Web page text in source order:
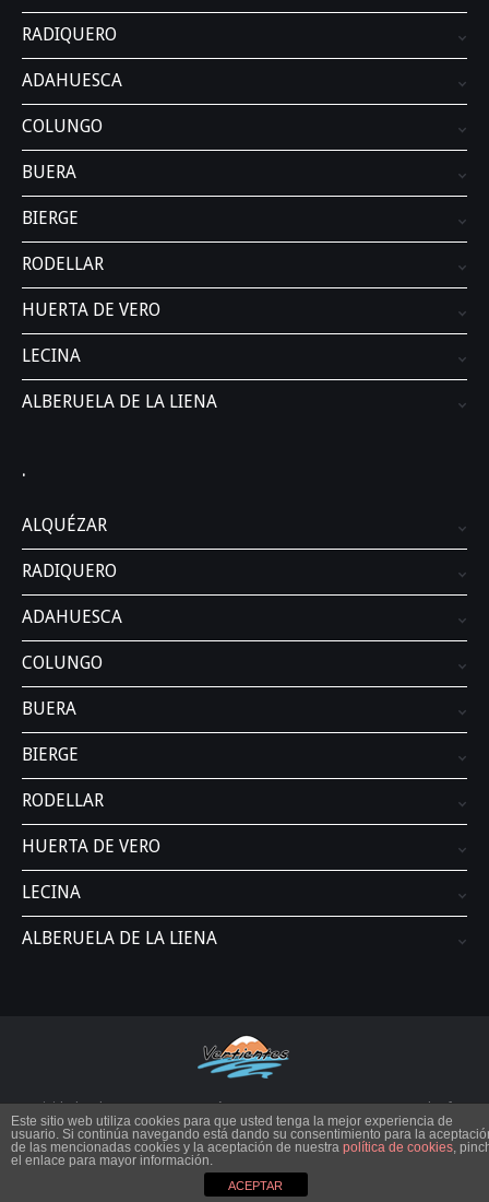
RADIQUERO
ADAHUESCA
COLUNGO
BUERA
BIERGE
RODELLAR
HUERTA DE VERO
LECINA
ALBERUELA DE LA LIENA
.
ALQUÉZAR
RADIQUERO
ADAHUESCA
COLUNGO
BUERA
BIERGE
RODELLAR
HUERTA DE VERO
LECINA
ALBERUELA DE LA LIENA
Actividades de aventura en Aragón SIERRA DE GUARA - PIRINEOS. Tel. y fax
974 318 354 | Móvil : 635 501 073
Aviso Legal|Política de Privacidad|Condiciones de Uso|Política de
cookies
Este sitio web utiliza cookies para que usted tenga la mejor experiencia de
usuario. Si continúa navegando está dando su consentimiento para la
de las mencionadas cookies y la aceptación de nuestra política de cookies,
el enlace para mayor información.
ACEPTAR